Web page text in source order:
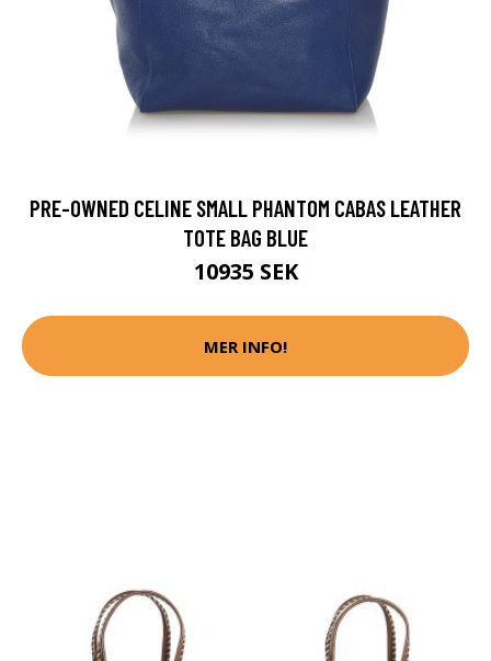
PRE-OWNED CELINE SMALL PHANTOM CABAS LEATHER
TOTE BAG BLUE
10935 SEK
MER INFO!